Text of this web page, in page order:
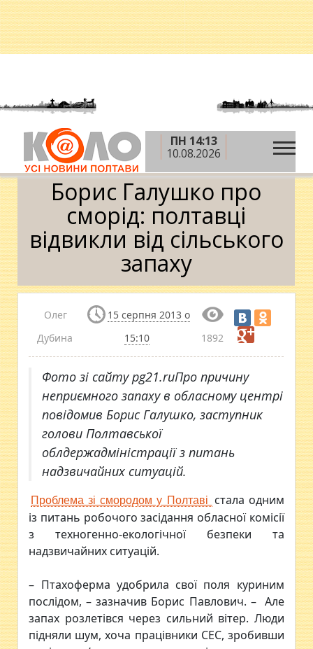
ПН 14:13
10.08.2026
Головна » Новини »
Борис Галушко про сморід:
полтавці відвикли від сільського запаху
Борис Галушко про
сморід: полтавці
відвикли від сільського
запаху
Олег
Дубина
15 серпня 2013 о
15:10
1892
Фото зі сайту pg21.ruПро причину
неприємного запаху в обласному центрі
повідомив Борис Галушко, заступник
голови Полтавської
облдержадміністрації з питань
надзвичайних ситуацій.
Проблема зі смородом у Полтаві
стала одним
із питань робочого засідання обласної комісії
з техногенно-екологічної безпеки та
надзвичайних ситуацій.
– Птахоферма удобрила свої поля куриним
послідом, – зазначив Борис Павлович. – Але
запах розлетівся через сильний вітер. Люди
підняли шум, хоча працівники СЕС, зробивши